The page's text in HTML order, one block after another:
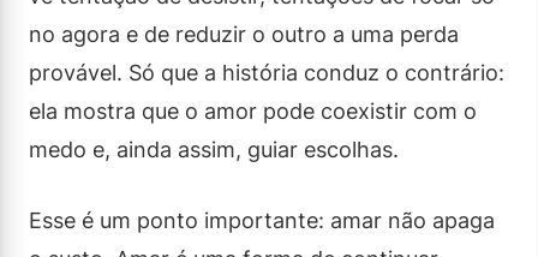
no agora e de reduzir o outro a uma perda
provável. Só que a história conduz o contrário:
ela mostra que o amor pode coexistir com o
medo e, ainda assim, guiar escolhas.
Esse é um ponto importante: amar não apaga